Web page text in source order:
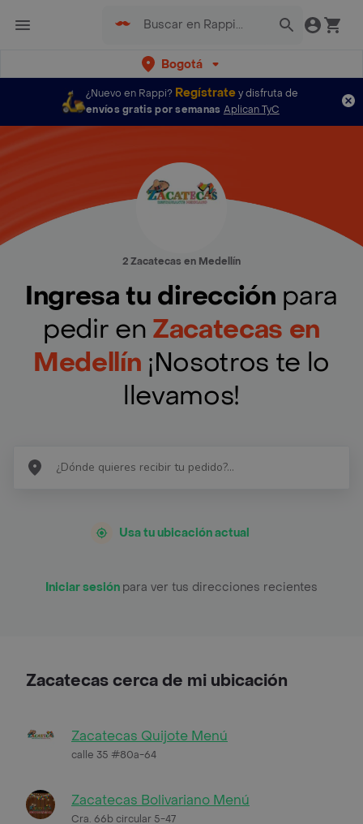
Bogotá
¿Nuevo en Rappi? Regístratey disfruta de
envíos gratis por semanas Aplican TyC
2 Zacatecas en Medellín
Ingresa tu dirección para
pedir en Zacatecas en
Medellín ¡Nosotros te lo
llevamos!
Usa tu ubicación actual
Iniciar sesión para ver tus direcciones recientes
Zacatecas cerca de mi ubicación
Zacatecas Quijote Menú
calle 35 #80a-64
Zacatecas Bolivariano Menú
Cra. 66b circular 5-47